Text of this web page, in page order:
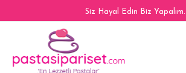
Siz Hayal Edin Biz Yapalım.